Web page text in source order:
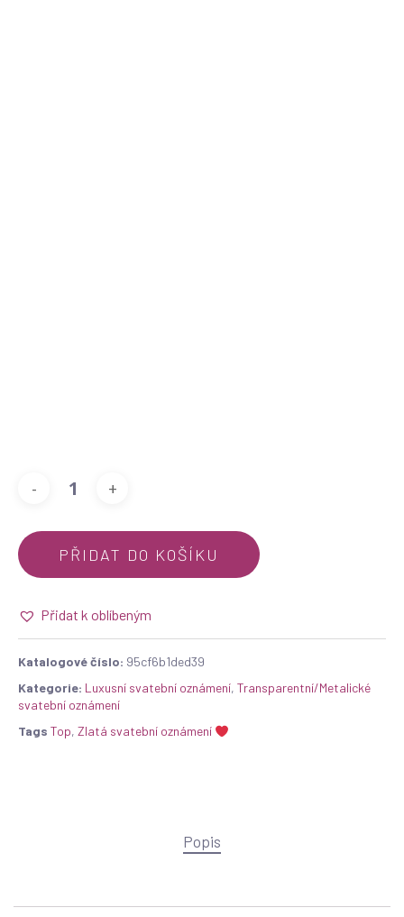
PŘIDAT DO KOŠÍKU
Přidat k oblíbeným
Katalogové číslo: 95cf6b1ded39
Kategorie: Luxusní svatební oznámení, Transparentní/Metalické
svatební oznámení
Tags Top, Zlatá svatební oznámení
Popis